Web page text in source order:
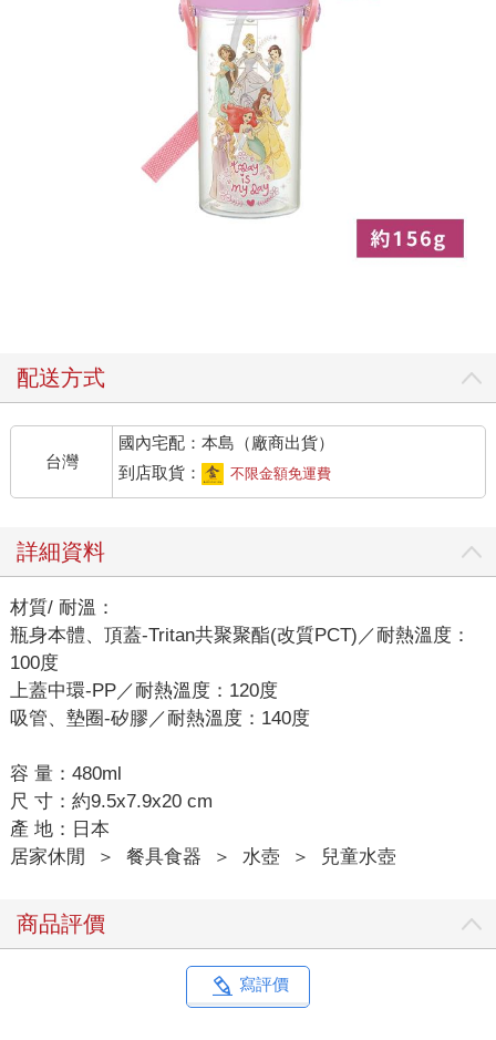
配送方式
台灣
國內宅配：本島（廠商出貨）
到店取貨：
不限金額免運費
詳細資料
材質/ 耐溫：
瓶身本體、頂蓋-Tritan共聚聚酯(改質PCT)／耐熱溫度：
100度
上蓋中環-PP／耐熱溫度：120度
吸管、墊圈-矽膠／耐熱溫度：140度
容 量：480ml
尺 寸：約9.5x7.9x20 cm
產 地：日本
居家休閒
＞ 餐具食器 ＞ 水壺 ＞ 兒童水壺
商品評價
寫評價